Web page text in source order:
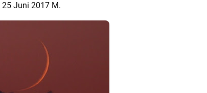
Juni 2017 M.